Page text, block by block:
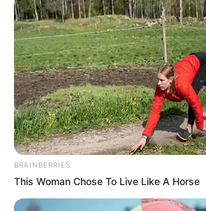
BRAINBERRIES
This Woman Chose To Live Like A Horse